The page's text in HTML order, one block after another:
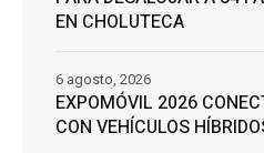
EN CHOLUTECA
EXPOMÓVIL 2026
CON VEHÍCULOS
6 agosto, 2026